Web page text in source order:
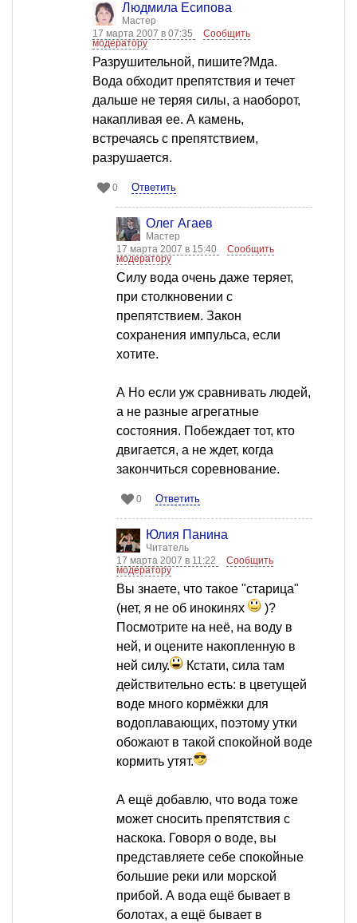
Людмила Есипова
Мастер
17 марта 2007 в 07:35
Сообщить
модератору
Разрушительной, пишите?Мда.
Вода обходит препятствия и течет
дальше не теряя силы, а наоборот,
накапливая ее. А камень,
встречаясь с препятствием,
разрушается.
0 Ответить
Олег Агаев
Мастер
17 марта 2007 в 15:40
Сообщить
модератору
Силу вода очень даже теряет,
при столкновении с
препятствием. Закон
сохранения импульса, если
хотите.
А Но если уж сравнивать людей,
а не разные агрегатные
состояния. Побеждает тот, кто
двигается, а не ждет, когда
закончиться соревнование.
0 Ответить
Юлия Панина
Читатель
17 марта 2007 в 11:22
Сообщить
модератору
Вы знаете, что такое "старица"
(нет, я не об инокинях
)?
Посмотрите на неё, на воду в
ней, и оцените накопленную в
ней силу.
Кстати, сила там
действительно есть: в цветущей
воде много кормёжки для
водоплавающих, поэтому утки
обожают в такой спокойной воде
кормить утят.
А ещё добавлю, что вода тоже
может сносить препятствия с
наскока. Говоря о воде, вы
представляете себе спокойные
большие реки или морской
прибой. А вода ещё бывает в
болотах, а ещё бывает в